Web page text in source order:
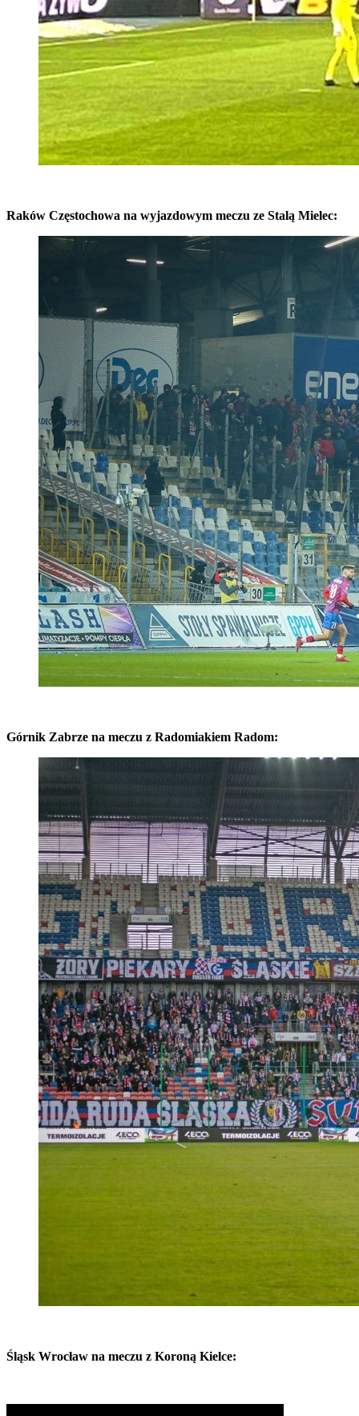
Raków Częstochowa na wyjazdowym meczu ze Stalą Mielec:
Górnik Zabrze na meczu z Radomiakiem Radom:
Śląsk Wrocław na meczu z Koroną Kielce: